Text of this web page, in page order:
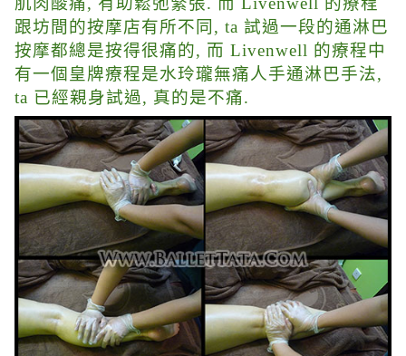
跟坊間的按摩店有所不同, ta 試過一段的通淋巴
按摩都總是按得很痛的, 而 Livenwell 的療程中
有一個皇牌療程是水玲瓏無痛人手通淋巴手法,
ta 已經親身試過, 真的是不痛.